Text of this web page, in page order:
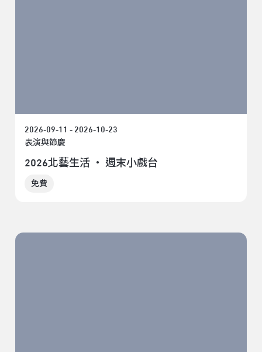
2026-09-11 - 2026-10-23
表演與節慶
2026北藝生活 ‧ 週末小戲台
免費